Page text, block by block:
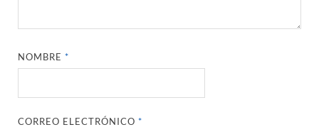
NOMBRE*
CORREO ELECTRÓNICO*